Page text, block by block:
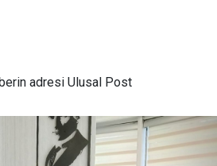
adresi Ulusal Post